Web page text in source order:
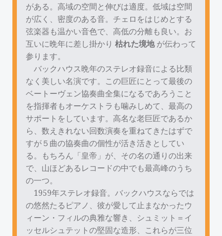
がある。高域の空間と伸びは適度。低域は空間
が広く、密度のある音。チェロをはじめとする
弦楽器も温かい音色で、高低の分離も良い。お
互いに晩年に差し掛かり 枯れた境地が伝わって
参ります。
バックハウス晩年のステレオ録音による比類
なく美しい名演です。この巨匠にとって最後の
ベートーヴェン協奏曲全集になるであろうこと
を指揮者もオーケストラも噛みしめて、最高の
サポートをしています。高名な老巨匠であるか
ら、数えきれない回数演奏を重ねてきたはずで
すが５曲の協奏曲の個性が活き活きとしてい
る。もちろん「皇帝」が、その名の通りの出来
で、山ほどあるレコードの中でも最高峰のうち
の一つ。
1959年ステレオ録音。バックハウスならでは
の悠然たるピアノ、彼が愛して止まなかったウ
ィーン・フィルの典雅な響き、シュミット＝イ
ッセルシュテットの堅固な造形、これらが三位